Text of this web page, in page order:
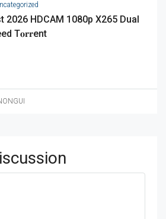
2026 HDCAM 1080p X265 Dual
T𝐨𝐫𝐫ent